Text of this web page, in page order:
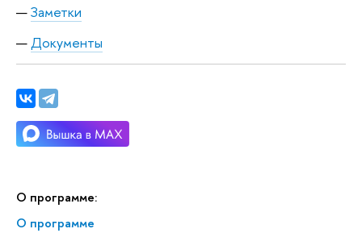
О программе:
О программе
Заметки
Документы